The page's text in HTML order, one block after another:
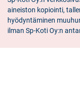
aineiston kopiointi,
hyödyntäminen
ilman Sp-Koti Oy:n